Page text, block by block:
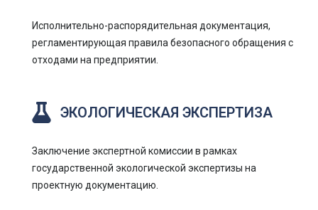
Исполнительно-распорядительная документация,
регламентирующая правила безопасного обращения с
отходами на предприятии.
ЭКОЛОГИЧЕСКАЯ ЭКСПЕРТИЗА
Заключение экспертной комиссии в рамках
государственной экологической экспертизы на
проектную документацию.